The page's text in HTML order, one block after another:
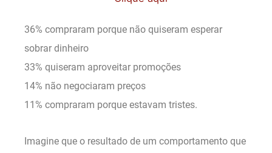
36% compraram porque não quiseram esperar
sobrar dinheiro
33% quiseram aproveitar promoções
14% não negociaram preços
11% compraram porque estavam tristes.
Imagine que o resultado de um comportamento que